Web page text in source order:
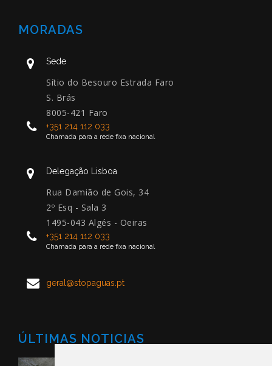
MORADAS
Sede
Sítio do Besouro Estrada Faro
S. Brás
8005-421 Faro
+351 214 112 033
Chamada para a rede fixa nacional
Delegação Lisboa
Rua Damião de Gois, 34
2º Esq - Sala 3
1495-043 Algés - Oeiras
+351 214 112 033
Chamada para a rede fixa nacional
geral@stopaguas.pt
ÚLTIMAS NOTICIAS